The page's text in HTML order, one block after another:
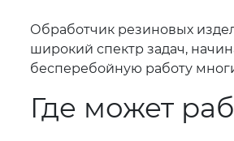
Обработчик резиновых
широкий спектр задач,
бесперебойную работу
Где может